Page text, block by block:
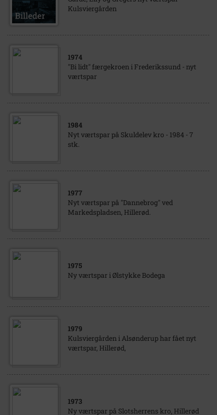
Kulsviergården
1974
"Bi lidt" færgekroen i Frederikssund - nyt
værtspar
1984
Nyt værtspar på Skuldelev kro - 1984 - 7
stk.
1977
Nyt værtspar på "Dannebrog" ved
Markedspladsen, Hillerød.
1975
Ny værtspar i Ølstykke Bodega
1979
Kulsviergården i Alsønderup har fået nyt
værtspar, Hillerød,
1973
Ny værtspar på Slotsherrens kro, Hillerød